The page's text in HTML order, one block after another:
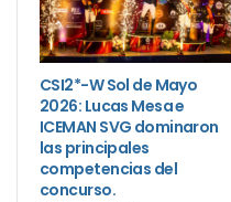
CSI2*-W Sol de Mayo
2026: Lucas Mesa e
ICEMAN SVG dominaron
las principales
competencias del
concurso.